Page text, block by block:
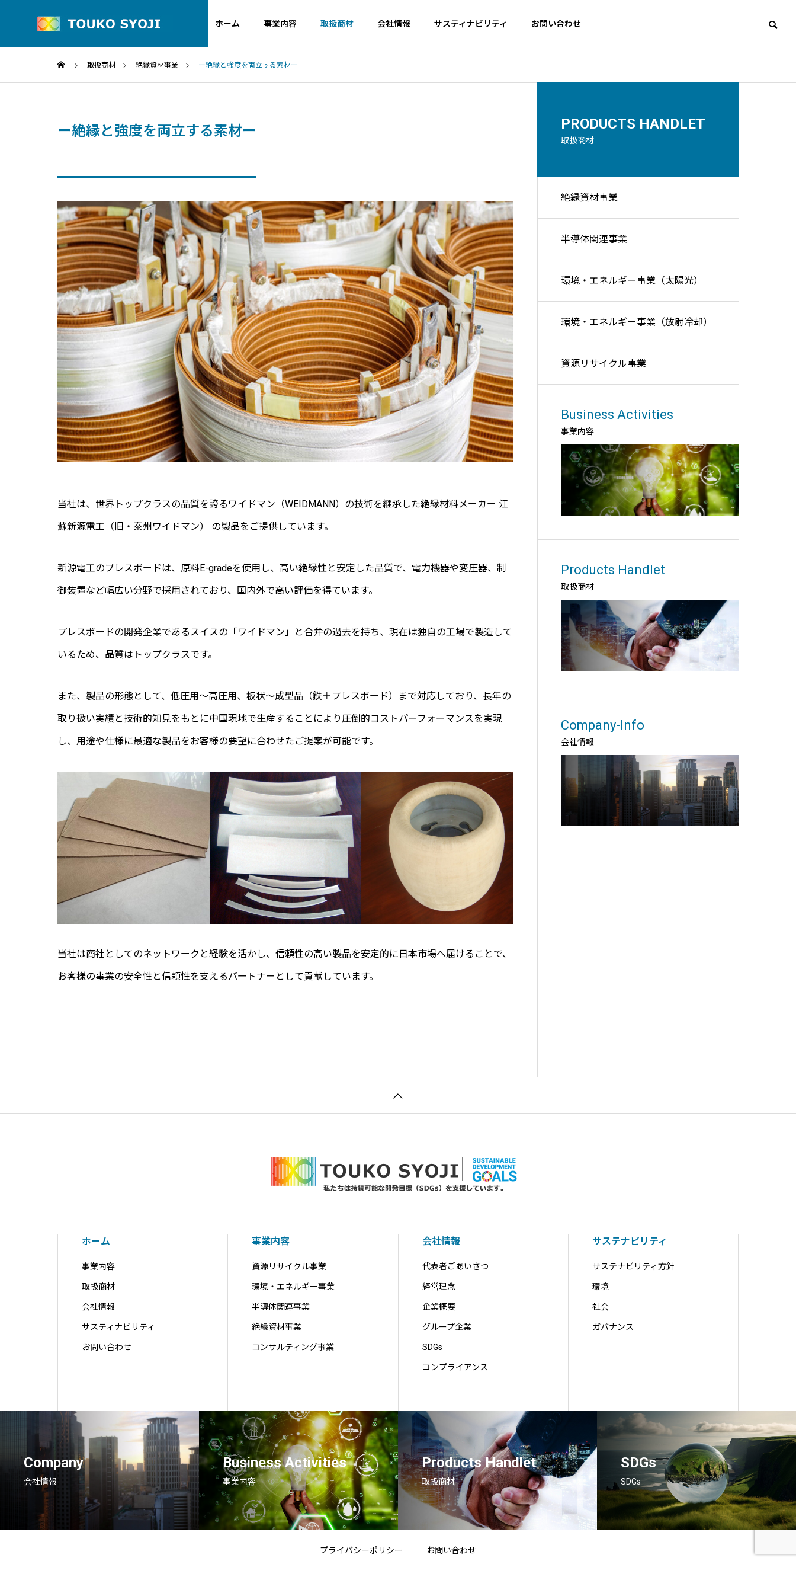
ホーム 事業内容 取扱商材 会社情報 サスティナビリティ お問い合わせ
Insulation
materials
絶縁資材事業
Semi-
conductor
半導体関連事業
Environment
Energy
環境・エネルギ
Consulting
コンサルティン
グ事業
Recycling
資源リサイクル
事業
代表者ごあいさつ
Group company
グループ企業
SDGs
SDGs
Compliance
コンプライアンス
取扱商材 絶縁資材事業 ー絶縁と強度を両立する素材ー
ー絶縁と強度を両立する素材ー
当社は、世界トップクラスの品質を誇るワイドマン（WEIDMANN）の技術を継承した絶縁材料メーカー 江
蘇新源電工（旧・泰州ワイドマン） の製品をご提供しています。
新源電工のプレスボードは、原料E-gradeを使用し、高い絶縁性と安定した品質で、電力機器や変圧器、制
御装置など幅広い分野で採用されており、国内外で高い評価を得ています。
プレスボードの開発企業であるスイスの「ワイドマン」と合弁の過去を持ち、現在は独自の工場で製造して
いるため、品質はトップクラスです。
また、製品の形態として、低圧用～高圧用、板状～成型品（鉄＋プレスボード）まで対応しており、長年の
取り扱い実績と技術的知見をもとに中国現地で生産することにより圧倒的コストパーフォーマンスを実現
し、用途や仕様に最適な製品をお客様の要望に合わせたご提案が可能です。
当社は商社としてのネットワークと経験を活かし、信頼性の高い製品を安定的に日本市場へ届けることで、
お客様の事業の安全性と信頼性を支えるパートナーとして貢献しています。
PRODUCTS HANDLET
取扱商材
絶縁資材事業
半導体関連事業
環境・エネルギー事業（太陽光）
環境・エネルギー事業（放射冷却）
資源リサイクル事業
Business Activities
事業内容
Products Handlet
取扱商材
Company-Info
会社情報
ホーム
事業内容
取扱商材
会社情報
サスティナビリティ
お問い合わせ
事業内容
資源リサイクル事業
環境・エネルギー事業
半導体関連事業
絶縁資材事業
コンサルティング事業
会社情報
代表者ごあいさつ
経営理念
企業概要
グループ企業
SDGs
コンプライアンス
サステナビリティ
サステナビリティ方針
環境
社会
ガバナンス
Company
会社情報
Business Activities
事業内容
Products Handlet
取扱商材
SDGs
SDGs
プライバシーポリシー お問い合わせ